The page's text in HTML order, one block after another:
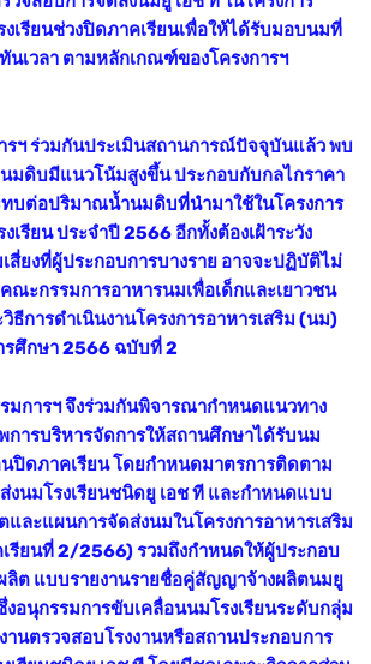
งเรียนช่วงปิดภาคเรียนเพื่อให้ได้รับมอบนมที่
เวลา ตามหลักเกณฑ์ของโครงการฯ
ฯ ร่วมกันประเมินสถานการณ์ปัจจุบันแล้ว พบ
มดิบมีแนวโน้มสูงขึ้น ประกอบกับกลไกราคา
ทบต่อปริมาณน้ำนมดิบที่นำมาใช้ในโครงการ
เรียน ประจำปี 2566 อีกทั้งต้องเฝ้าระวัง
สี่ยงที่ผู้ประกอบการบางราย อาจจะปฏิบัติไม่
ณะกรรมการอาหารนมเพื่อเด็กและเยาวชน
ธีการดำเนินงานโครงการอาหารเสริม (นม)
รศึกษา 2566 ฉบับที่ 2
การฯ จึงร่วมกันพิจารณากำหนดแนวทาง
การบริหารจัดการให้สถานศึกษาได้รับนม
นปิดภาคเรียน โดยกำหนดมาตรการติดตาม
งนมโรงเรียนชนิดยู เอช ที และกำหนดแบบ
และแผนการจัดส่งนมในโครงการอาหารเสริม
เรียนที่ 2/2566) รวมถึงกำหนดให้ผู้ประกอบ
ลิต แบบรายงานรายชื่อคู่สัญญาจ้างผลิตนมยู
งอนุกรรมการขับเคลื่อนนมโรงเรียนระดับกลุ่ม
นตรวจสอบโรงงานหรือสถานประกอบการ